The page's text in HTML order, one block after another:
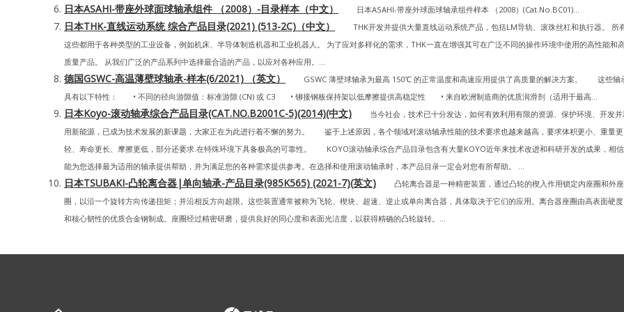
日本ASAHI-带座外球面球轴承组件 （2008）-目录样本（中文） 日本ASAHI-带座外球面球轴承组件样本 （2008）(Cat.No.BC01)...
日本THK-直线运动系统 综合产品目录(2021) (513-2C)（中文）
THK开发并提供大量直线运动系统产品，包括LM导轨、滚珠丝杠和执行器。 所
这些都用于各种类型的工业设备，例如机床、半导体制造机器和工业机器人。 为了应对多样化的需求，THK一直在增强其可在广泛不同的操作环境中使用的高性能和高
质量产品。 从我们广泛的产品系列中选择最合适的产品，以应对各种应用。...
德国GSWC-高温薄壁球轴承-样本(6/2021) （英文）
GSWC 薄壁球轴承为最高 150℃ 的正常温度和高速应用提供了高质量的解决方案。 这些轴
具有以下特性： • 不同的径向游隙值：标准游隙 (CN) 或 C3 • 铆接钢板保持架以低摩擦提供高稳定性 • 来自欧洲制造商的优质润滑剂（适用于最高...
日本Koyo-滚动轴承综合产品目录(CAT.NO.B2001C-5)(2014)(中文)
当今社会，技术已十分发达，如何有效利用有限的资源、保护环境、开发并
用新能源，已成为技术发展的新课题，大家正在为此进行着不懈的努力。 鉴于上述原因，各个领域对滚动轴承性能的技术要求也越来越高，要求体积更小、重量更
轻、寿命更长、摩擦更低，部分还要求.在特殊环境下具备极高的可靠性。 KOYO滚动轴承综合产品目录包含有大量KOYO近年来技术改进和科研开发的成果，相信
能为您选择最为适用的轴承提供帮助，并为满足您的各种需求提供参考。在选择和使用滚动轴承时，本产品目录一定会对您有所帮助。 ...
日本TSUBAKI-凸轮离合器|单向轴承-产品目录(985K565) (2021-7)(英文)
凸轮离合器是一种精密装置，通过凸轮的楔入作用锁定内座圈和外座
圈，以沿一个旋转方向传递扭矩；并沿相反方向超限。这些装置通常被称为飞轮、楔块、超速、逆止或单向离合器，具体取决于它们的应用。离合器座圈由高表面硬度
和核心韧性的优质合金钢制成。座圈经过精密研磨，提供良好的同心度和表面光洁度，以获得精确的凸轮旋转。...